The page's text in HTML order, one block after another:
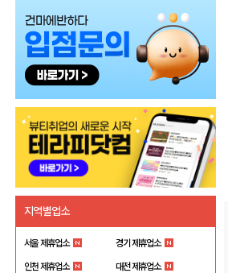
지역별업소
서울 제휴업소 경기 제휴업소
인천 제휴업소 대전 제휴업소